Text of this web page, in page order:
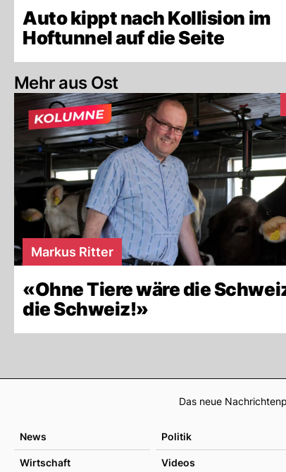
Auto kippt nach Kollision im
Hoftunnel auf die Seite
Mehr aus Ost
Markus Ritter
«Ohne Tiere wäre die
die Schweiz!»
Das neue
News Politik
Wirtschaft Videos